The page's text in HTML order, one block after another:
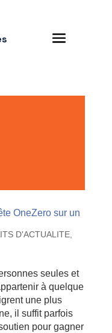
OneZero sur un
D'ACTUALITE,
seules et
à quelque
une plus
il suffit parfois
pour gagner